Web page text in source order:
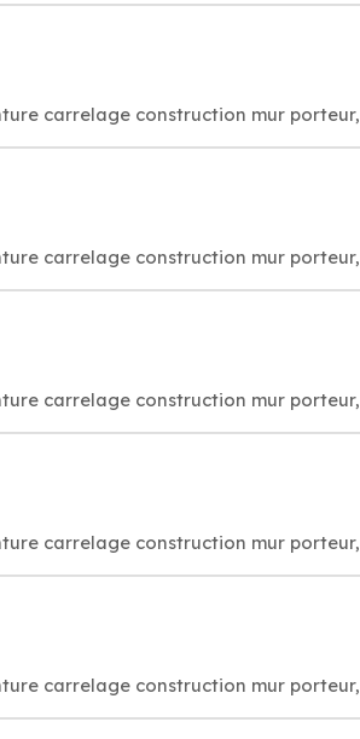
carrelage construction mur porteur,
carrelage construction mur porteur,
carrelage construction mur porteur,
carrelage construction mur porteur,
carrelage construction mur porteur,